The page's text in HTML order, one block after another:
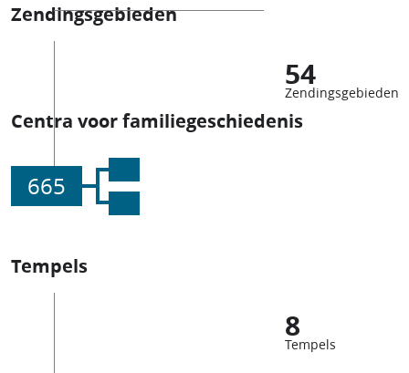
Zendingsgebieden
54
Zendingsgebieden
Centra voor familiegeschiedenis
665
Tempels
8
Tempels